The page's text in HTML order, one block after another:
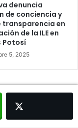
denuncia
de conciencia y
transparencia en
de la ILE en
Potosí
5, 2025
- Metrópoli